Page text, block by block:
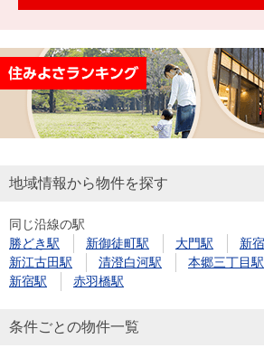
用
物
件
を
す
購入向け
サービス
住宅ロー
ンシミュ
金額
試算
売却向け
周辺相場
住まいと
暮らしの
（電子ブ
売却ガイ
ド
（電子ブ
ック版）
地域情報から物件を探す
同じ沿線の駅
勝どき駅
新御徒町駅 大門駅
新
新江古田駅
清澄白河駅 本郷三丁目駅
新宿駅
赤羽橋駅
条件ごとの物件一覧